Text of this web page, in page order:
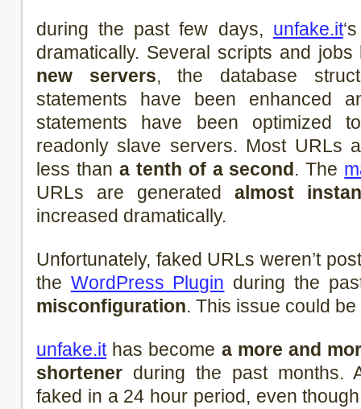
during the past few days, unfake.it
dramatically. Several scripts and
new servers, the database
statements have been enhanced
statements have been optimized
readonly slave servers. Most URLs
less than a tenth of a second . The
URLs are generated almost
increased dramatically.
Unfortunately, faked URLs weren’t
the WordPress Plugin during the
misconfiguration. This issue could
unfake.ithas become a more and
shortener during the past months.
faked in a 24 hour period, even